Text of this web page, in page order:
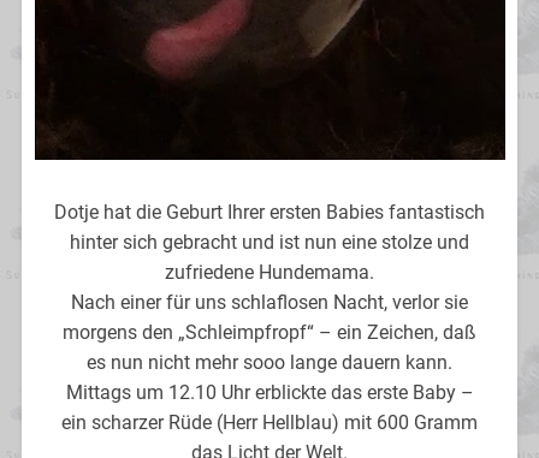
Dotje hat die Geburt Ihrer ersten Babies fantastisch
hinter sich gebracht und ist nun eine stolze und
zufriedene Hundemama.
Nach einer für uns schlaflosen Nacht, verlor sie
morgens den „Schleimpfropf“ – ein Zeichen, daß
es nun nicht mehr sooo lange dauern kann.
Mittags um 12.10 Uhr erblickte das erste Baby –
ein scharzer Rüde (Herr Hellblau) mit 600 Gramm
das Licht der Welt.